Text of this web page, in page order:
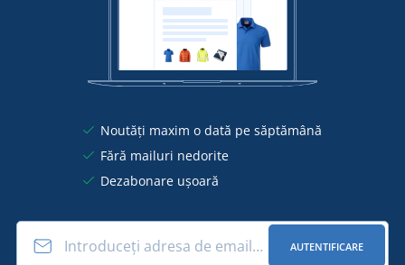
Noutăți maxim o dată pe săptămână
Fără mailuri nedorite
Dezabonare ușoară
AUTENTIFICARE